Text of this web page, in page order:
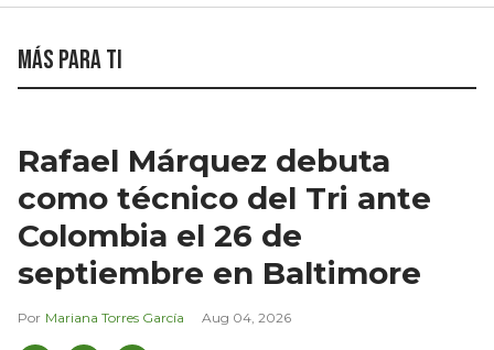
Más para ti
Rafael Márquez debuta
como técnico del Tri ante
Colombia el 26 de
septiembre en Baltimore
Mariana Torres García Aug 04, 2026